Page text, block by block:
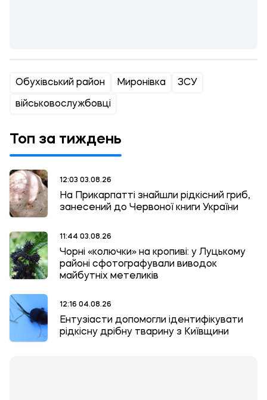
Обухівський район Миронівка ЗСУ
військовослужбовці
Топ за тиждень
12:03 03.08.26
На Прикарпатті знайшли рідкісний гриб,
занесений до Червоної книги України
11:44 03.08.26
Чорні «колючки» на кропиві: у Луцькому
районі сфотографували виводок
майбутніх метеликів
12:16 04.08.26
Ентузіасти допомогли ідентифікувати
рідкісну дрібну тварину з Київщини